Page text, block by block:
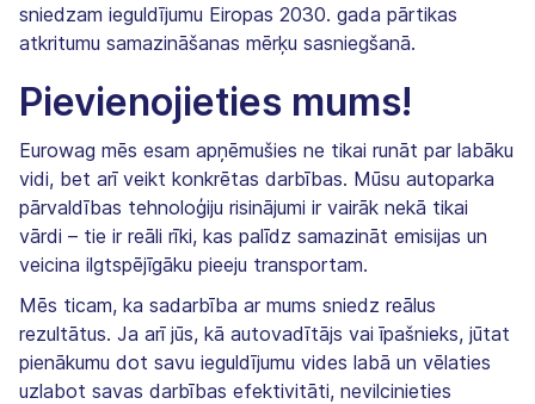
sniedzam ieguldījumu Eiropas 2030. gada pārtikas
atkritumu samazināšanas mērķu sasniegšanā.
Pievienojieties mums!
Eurowag mēs esam apņēmušies ne tikai runāt par labāku
vidi, bet arī veikt konkrētas darbības. Mūsu autoparka
pārvaldības tehnoloģiju risinājumi ir vairāk nekā tikai
vārdi – tie ir reāli rīki, kas palīdz samazināt emisijas un
veicina ilgtspējīgāku pieeju transportam.
Mēs ticam, ka sadarbība ar mums sniedz reālus
rezultātus. Ja arī jūs, kā autovadītājs vai īpašnieks, jūtat
pienākumu dot savu ieguldījumu vides labā un vēlaties
uzlabot savas darbības efektivitāti, nevilcinieties